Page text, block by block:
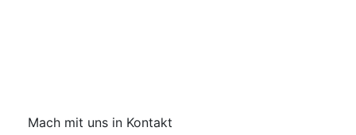
Mach mit uns in Kontakt